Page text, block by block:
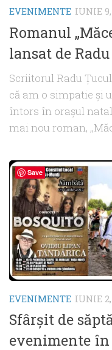
EVENIMENTE IUNIE
Romanul
lansat de
Scriitorul Radu
că am o simpatie şi
întors în oraşul
mai nou roman,
EVENIMENTE IUNIE
Sfârşit de
evenimente
Save